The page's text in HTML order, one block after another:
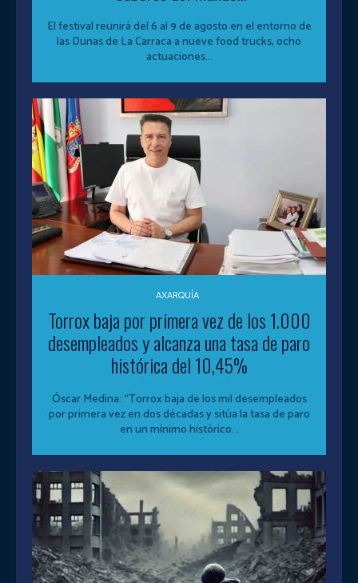
El festival reunirá del 6 al 9 de agosto en el entorno de
las Dunas de La Carraca a nueve food trucks, ocho
actuaciones...
AXARQUÍA
Torrox baja por primera vez de los 1.000
desempleados y alcanza una tasa de paro
histórica del 10,45%
Óscar Medina: “Torrox baja de los mil desempleados
por primera vez en dos décadas y sitúa la tasa de paro
en un mínimo histórico...